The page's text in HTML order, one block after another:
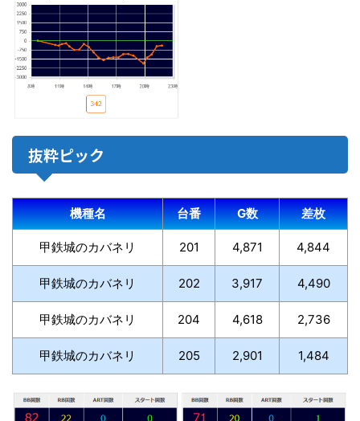
抜粋ピック
機種名 台番 G数 差枚
甲鉄城のカバネリ 201 4,871 4,844
甲鉄城のカバネリ 202 3,917 4,490
甲鉄城のカバネリ 204 4,618 2,736
甲鉄城のカバネリ 205 2,901 1,484